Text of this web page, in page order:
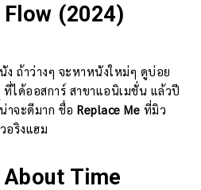
(2024)
ถ้าว่างๆ จะหาหนังใหม่ๆ ดูบ่อย
ที่ได้ออสการ์ สาขาแอนิเมชั่น แล้วปี
าจะดีมาก ชื่อ Replace Me ที่มิว
อริงแฮม
Time